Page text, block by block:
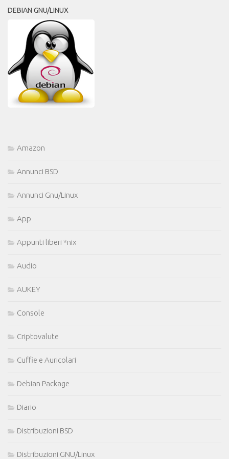
DEBIAN GNU/LINUX
Amazon
Annunci BSD
Annunci Gnu/Linux
App
Appunti liberi *nix
Audio
AUKEY
Console
Criptovalute
Cuffie e Auricolari
Debian Package
Diario
Distribuzioni BSD
Distribuzioni GNU/Linux